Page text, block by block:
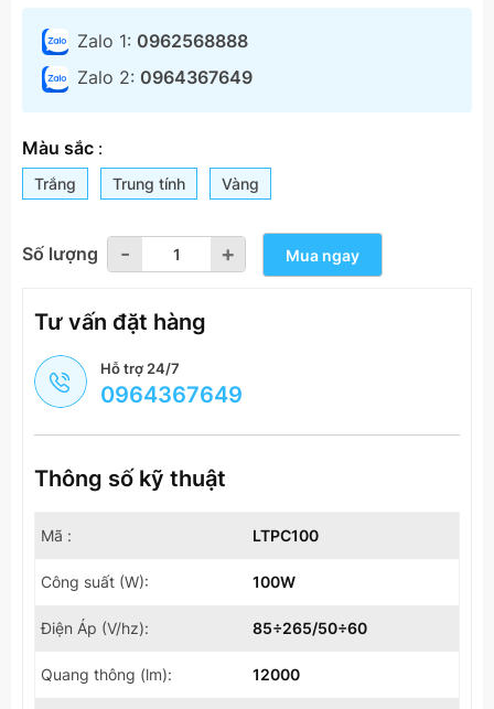
Zalo 1: 0962568888
Zalo 2: 0964367649
Màu sắc :
Trắng Trung tính Vàng
Số lượng +
- +
- Mua ngay
Tư vấn đặt hàng
Hỗ trợ 24/7
0964367649
Thông số kỹ thuật
Mã : LTPC100
Công suất (W): 100W
Điện Áp (V/hz): 85÷265/50÷60
Quang thông (lm): 12000